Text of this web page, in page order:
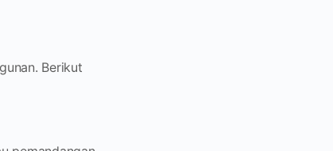
Berikut